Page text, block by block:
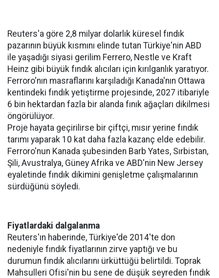
Reuters'a göre 2,8 milyar dolarlık küresel fındık
pazarının büyük kısmını elinde tutan Türkiye'nin ABD
ile yaşadığı siyasi gerilim Ferrero, Nestle ve Kraft
Heinz gibi büyük fındık alıcıları için kırılganlık yaratıyor.
Ferroro'nın masraflarını karşıladığı Kanada'nın Ottawa
kentindeki fındık yetiştirme projesinde, 2027 itibariyle
6 bin hektardan fazla bir alanda fınık ağaçları dikilmesi
öngörülüyor.
Proje hayata geçirilirse bir çiftçi, mısır yerine fındık
tarımı yaparak 10 kat daha fazla kazanç elde edebilir.
Ferroro'nun Kanada şubesinden Barb Yates, Sırbistan,
Şili, Avustralya, Güney Afrika ve ABD'nin New Jersey
eyaletinde fındık dikimini genişletme çalışmalarının
sürdüğünü söyledi.
Fiyatlardaki dalgalanma
Reuters'ın haberinde, Türkiye'de 2014'te don
nedeniyle fındık fiyatlarının zirve yaptığı ve bu
durumun fındık alıcılarını ürküttüğü belirtildi. Toprak
Mahsulleri Ofisi'nin bu sene de düşük seyreden fındık